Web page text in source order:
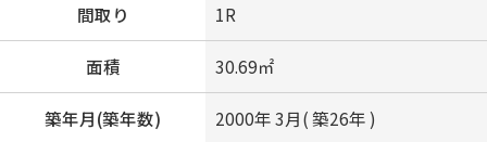
間取り 1R
面積 30.69㎡
築年月(築年数) 2000年 3月( 築26年 )